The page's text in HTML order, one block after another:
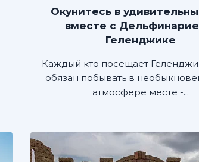
Окунитесь в
вместе с
Геленджике
Каждый кто посещает
обязан побывать в
атмосфере месте -...